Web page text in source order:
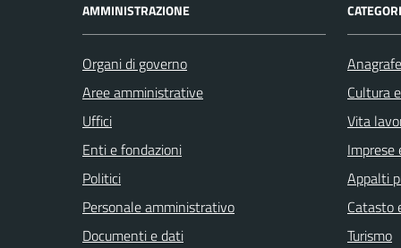
AMMINISTRAZIONE
Organi di governo
Aree amministrative
Uffici
Enti e fondazioni
Politici
Personale amministrativo
Documenti e dati
Cultura
Vita
Imprese
Appalti
Catasto
Turismo